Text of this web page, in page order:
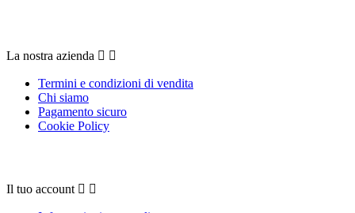
La nostra azienda  
Termini e condizioni di vendita
Chi siamo
Pagamento sicuro
Cookie Policy
Il tuo account  